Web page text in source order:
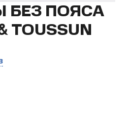
БЕЗ ПОЯСА
TOUSSUN